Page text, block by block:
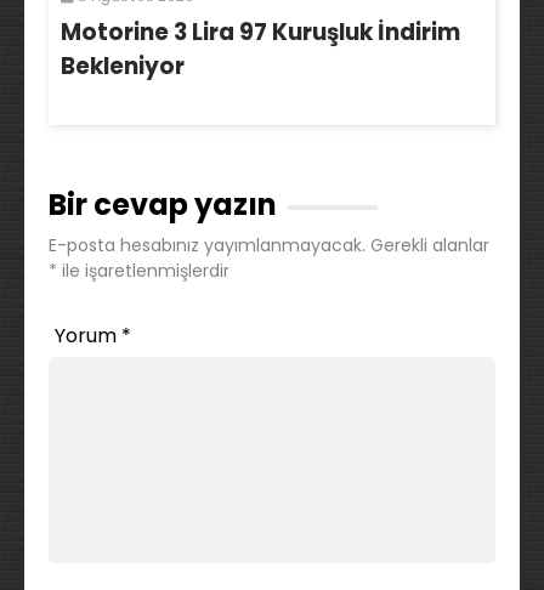
Motorine 3 Lira 97 Kuruşluk İndirim
Bekleniyor
Bir cevap yazın
E-posta hesabınız yayımlanmayacak. Gerekli alanlar
* ile işaretlenmişlerdir
Yorum *